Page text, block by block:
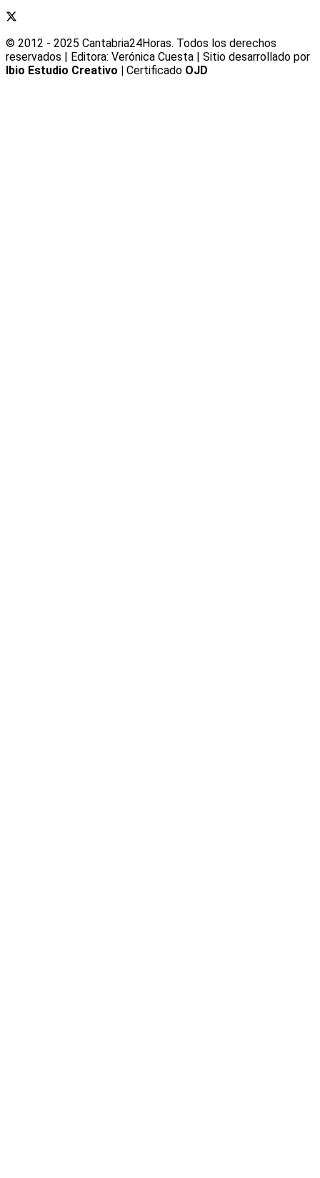
© 2012 - 2025 Cantabria24Horas. Todos los derechos
reservados | Editora: Verónica Cuesta | Sitio desarrollado por
Ibio Estudio Creativo | Certificado OJD